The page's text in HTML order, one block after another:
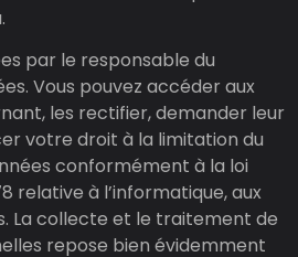
par le responsable du
Vous pouvez accéder aux
les rectifier, demander leur
votre droit à la limitation du
conformément à la loi
relative à l’informatique, aux
La collecte et le traitement de
repose bien évidemment